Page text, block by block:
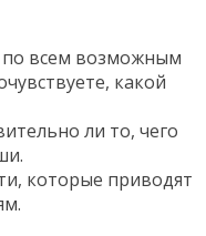
всем возможным
какой
ли то, чего
которые приводят